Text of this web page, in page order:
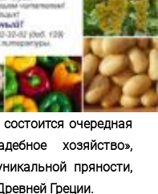
очередная
хозяйство»,
пряности,
Греции.